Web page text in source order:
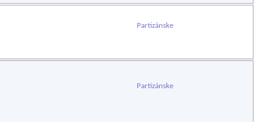
Partizánske
Partizánske